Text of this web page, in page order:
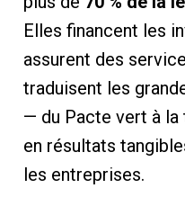
Elles financent les
assurent des
traduisent les
— du Pacte vert à
en résultats
les entreprises.